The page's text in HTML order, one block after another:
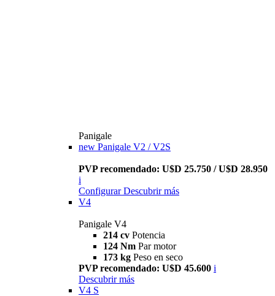
Panigale
new Panigale V2 / V2S
PVP recomendado: U$D 25.750 / U$D 28.950
i
Configurar Descubrir más
V4
Panigale V4
214 cv Potencia
124 Nm Par motor
173 kg Peso en seco
PVP recomendado: U$D 45.600 i
Descubrir más
V4 S